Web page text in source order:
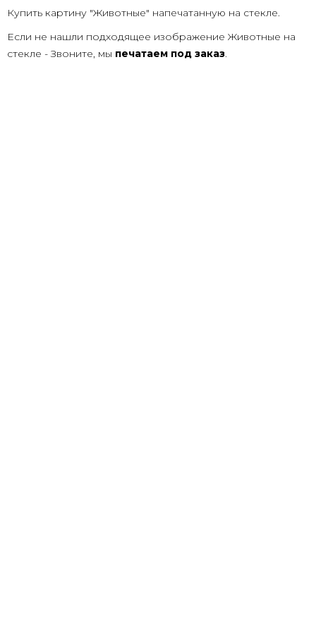
Купить картину "Животные" напечатанную на стекле.
Если не нашли подходящее изображение Животные на
стекле - Звоните, мы печатаем под заказ.